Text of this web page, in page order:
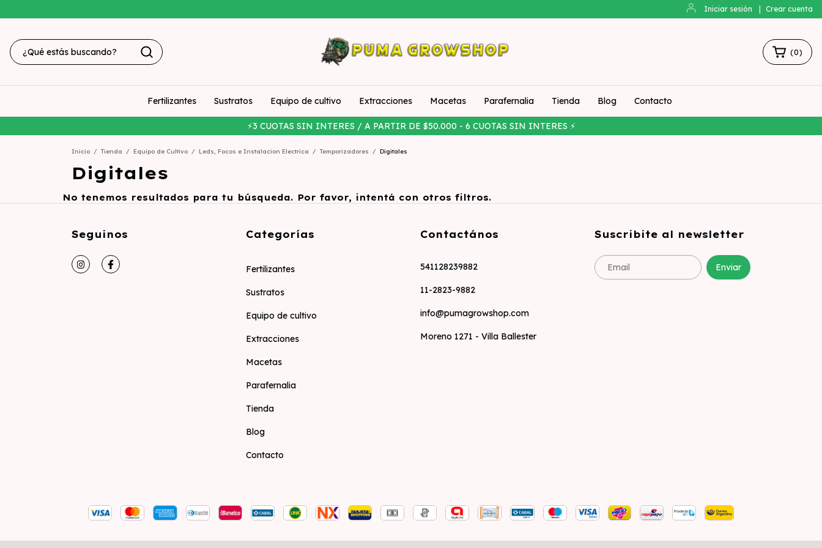
Iniciar sesión Crear cuenta
⚡3 CUOTAS SIN INTERES / A PARTIR DE $50.000 - 6 CUOTAS SIN INTERES ⚡
(0)
Fertilizantes Sustratos Equipo de cultivo Extracciones Macetas Parafernalia Tienda Blog Contacto
Inicio / Tienda / Equipo de Cultivo / Leds, Focos e Instalacion Electrica / Temporizadores / Digitales
Digitales
No tenemos resultados para tu búsqueda. Por favor, intentá con otros filtros.
Seguinos Categorías
Fertilizantes
Sustratos
Equipo de cultivo
Extracciones
Macetas
Parafernalia
Tienda
Blog
Contacto
Contactános
541128239882
11-2823-9882
info@pumagrowshop.com
Moreno 1271 - Villa Ballester
Suscribite al newsletter